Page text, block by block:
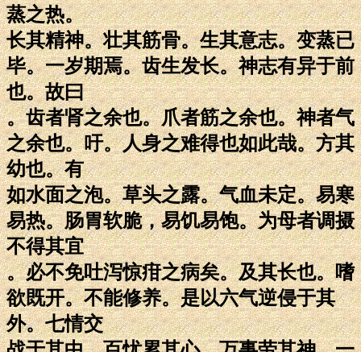
蒸之热。
长其精神。壮其筋骨。生其意志。变蒸已
毕。一岁期焉。齿生发长。神志有异于前
也。故曰
。齿者肾之余也。爪者筋之余也。神者气
之余也。吁。人身之难得也如此哉。方其
幼也。有
如水面之泡。草头之露。气血未定。易寒
易热。肠胃软脆，易饥易饱。为母者调摄
不得其宜
。必不免吐泻惊疳之病矣。及其长也。嗜
欲既开。不能修养。是以六气逆侵于其
外。七情交